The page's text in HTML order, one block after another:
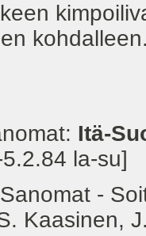
Itä-
la-su]
-
J.